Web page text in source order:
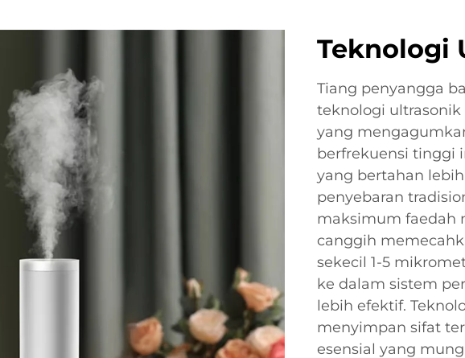
Teknologi
Tiang penyangga
teknologi ultrasonik
yang
berfrekuensi tinggi
yang bertahan
penyebaran
maksimum faedah
canggih
sekecil 1-5
ke dalam sistem
lebih efektif.
menyimpan sifat
esensial yang